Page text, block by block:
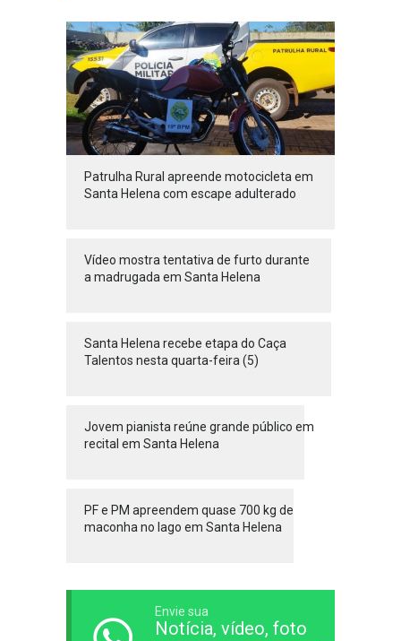
Patrulha Rural apreende motocicleta em
Santa Helena com escape adulterado
Vídeo mostra tentativa de furto durante
a madrugada em Santa Helena
Santa Helena recebe etapa do Caça
Talentos nesta quarta-feira (5)
Jovem pianista reúne grande público em
recital em Santa Helena
PF e PM apreendem quase 700 kg de
maconha no lago em Santa Helena
Envie sua
Notícia, vídeo, foto